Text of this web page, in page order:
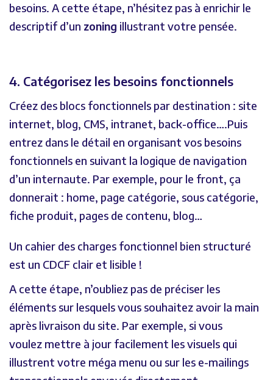
besoins. A cette étape, n’hésitez pas à enrichir le
descriptif d’un zoning illustrant votre pensée.
4. Catégorisez les besoins fonctionnels
Créez des blocs fonctionnels par destination : site
internet, blog, CMS, intranet, back-office….Puis
entrez dans le détail en organisant vos besoins
fonctionnels en suivant la logique de navigation
d’un internaute. Par exemple, pour le front, ça
donnerait : home, page catégorie, sous catégorie,
fiche produit, pages de contenu, blog…
Un cahier des charges fonctionnel bien structuré
est un CDCF clair et lisible !
A cette étape, n’oubliez pas de préciser les
éléments sur lesquels vous souhaitez avoir la main
après livraison du site. Par exemple, si vous
voulez mettre à jour facilement les visuels qui
illustrent votre méga menu ou sur les e-mailings